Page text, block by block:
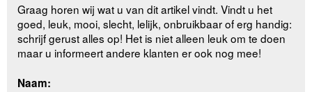
Graag horen wij wat u van dit artikel vindt. Vindt u het
goed, leuk, mooi, slecht, lelijk, onbruikbaar of erg handig:
schrijf gerust alles op! Het is niet alleen leuk om te doen
maar u informeert andere klanten er ook nog mee!
Naam: